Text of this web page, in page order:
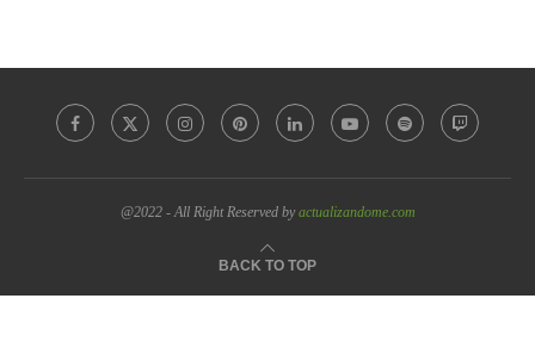
@2022 - All Right Reserved byactualizandome.com
BACK TO TOP